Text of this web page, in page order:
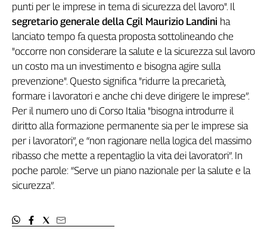
Contatti
La
redazione
Social
punti per le imprese in tema di sicurezza del lavoro". Il
segretario generale della Cgil Maurizio Landini ha
lanciato tempo fa questa proposta sottolineando che
"occorre non considerare la salute e la sicurezza sul lavoro
un costo ma un investimento e bisogna agire sulla
prevenzione". Questo significa "ridurre la precarietà,
formare i lavoratori e anche chi deve dirigere le imprese”.
Per il numero uno di Corso Italia "bisogna introdurre il
diritto alla formazione permanente sia per le imprese sia
per i lavoratori”, e “non ragionare nella logica del massimo
ribasso che mette a repentaglio la vita dei lavoratori”. In
poche parole: “Serve un piano nazionale per la salute e la
sicurezza”.